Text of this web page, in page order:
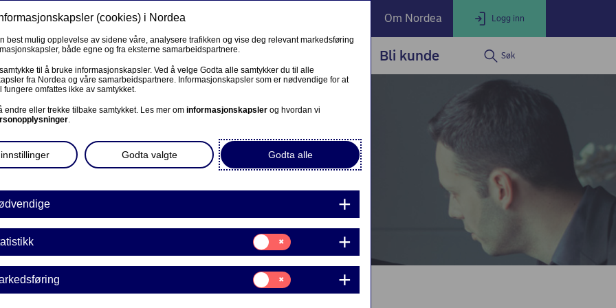
Privat Om Nordea Logg inn
LOGG INN
Nordea Corporate
Endre eller fullfør private lånesøknader
PRIVAT
Kontakt og meldinger
Nordea Investor (Stenges 1. november)
Investortjenester
Våre produkter Fagforbund Bli kunde Søk
løsningen
(cookies) i Nordea
best mulig opplevelse av sidene våre, analysere trafikken og vise deg relevant markedsføring
både egne og fra eksterne samarbeidspartnere.
til å bruke informasjonskapsler. Ved å velge Godta alle samtykker du til alle
fra Nordea og våre samarbeidspartnere. Informasjonskapsler som er nødvendige for at
fungere omfattes ikke av samtykket.
endre eller trekke tilbake samtykket. Les mer om informasjonskapsler og hvordan vi
.
Godta alle
Godta valgte
Samtykke
til:
Statistikk
Samtykke
til:
Markedsføring